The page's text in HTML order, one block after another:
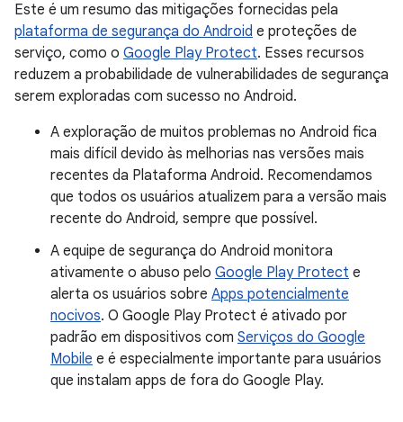
Este é um resumo das mitigações fornecidas pela
plataforma de segurança do Android e proteções de
serviço, como o Google Play Protect. Esses recursos
reduzem a probabilidade de vulnerabilidades de segurança
serem exploradas com sucesso no Android.
A exploração de muitos problemas no Android fica
mais difícil devido às melhorias nas versões mais
recentes da Plataforma Android. Recomendamos
que todos os usuários atualizem para a versão mais
recente do Android, sempre que possível.
A equipe de segurança do Android monitora
ativamente o abuso pelo Google Play Protect e
alerta os usuários sobre Apps potencialmente
nocivos. O Google Play Protect é ativado por
padrão em dispositivos com Serviços do Google
Mobile e é especialmente importante para usuários
que instalam apps de fora do Google Play.